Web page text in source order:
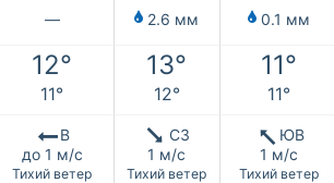
— 2.6 мм 0.1 мм
12° 13° 11°
11° 12° 11°
В
до 1 м/с
Тихий ветер
СЗ
1 м/с
Тихий ветер
ЮВ
1 м/с
Тихий ветер